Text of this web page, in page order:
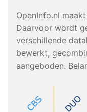
OpenInfo.nl
Daarvoor wordt
verschillende
bewerkt,
aangeboden.